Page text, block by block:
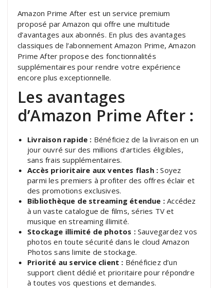
Amazon Prime After est un service premium
proposé par Amazon qui offre une multitude
d’avantages aux abonnés. En plus des avantages
classiques de l’abonnement Amazon Prime, Amazon
Prime After propose des fonctionnalités
supplémentaires pour rendre votre expérience
encore plus exceptionnelle.
Les avantages
d’Amazon Prime After :
Livraison rapide : Bénéficiez de la livraison en un
jour ouvré sur des millions d’articles éligibles,
sans frais supplémentaires.
Accès prioritaire aux ventes flash : Soyez
parmi les premiers à profiter des offres éclair et
des promotions exclusives.
Bibliothèque de streaming étendue : Accédez
à un vaste catalogue de films, séries TV et
musique en streaming illimité.
Stockage illimité de photos :Sauvegardez vos
photos en toute sécurité dans le cloud Amazon
Photos sans limite de stockage.
Priorité au service client : Bénéficiez d’un
support client dédié et prioritaire pour répondre
à toutes vos questions et demandes.